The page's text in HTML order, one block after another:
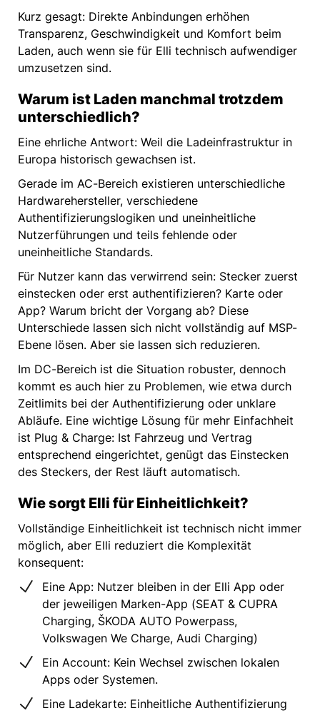
Kurz gesagt: Direkte Anbindungen erhöhen
Transparenz, Geschwindigkeit und Komfort beim
Laden, auch wenn sie für Elli technisch aufwendiger
umzusetzen sind.
Warum ist Laden manchmal trotzdem
unterschiedlich?
Eine ehrliche Antwort: Weil die Ladeinfrastruktur in
Europa historisch gewachsen ist.
Gerade im AC-Bereich existieren unterschiedliche
Hardwarehersteller, verschiedene
Authentifizierungslogiken und uneinheitliche
Nutzerführungen und teils fehlende oder
uneinheitliche Standards.
Für Nutzer kann das verwirrend sein: Stecker zuerst
einstecken oder erst authentifizieren? Karte oder
App? Warum bricht der Vorgang ab? Diese
Unterschiede lassen sich nicht vollständig auf MSP-
Ebene lösen. Aber sie lassen sich reduzieren.
Im DC-Bereich ist die Situation robuster, dennoch
kommt es auch hier zu Problemen, wie etwa durch
Zeitlimits bei der Authentifizierung oder unklare
Abläufe. Eine wichtige Lösung für mehr Einfachheit
ist Plug & Charge: Ist Fahrzeug und Vertrag
entsprechend eingerichtet, genügt das Einstecken
des Steckers, der Rest läuft automatisch.
Wie sorgt Elli für Einheitlichkeit?
Vollständige Einheitlichkeit ist technisch nicht immer
möglich, aber Elli reduziert die Komplexität
konsequent:
Eine App: Nutzer bleiben in der Elli App oder
der jeweiligen Marken-App (SEAT & CUPRA
Charging, ŠKODA AUTO Powerpass,
Volkswagen We Charge, Audi Charging)
Ein Account: Kein Wechsel zwischen lokalen
Apps oder Systemen.
Eine Ladekarte: Einheitliche Authentifizierung